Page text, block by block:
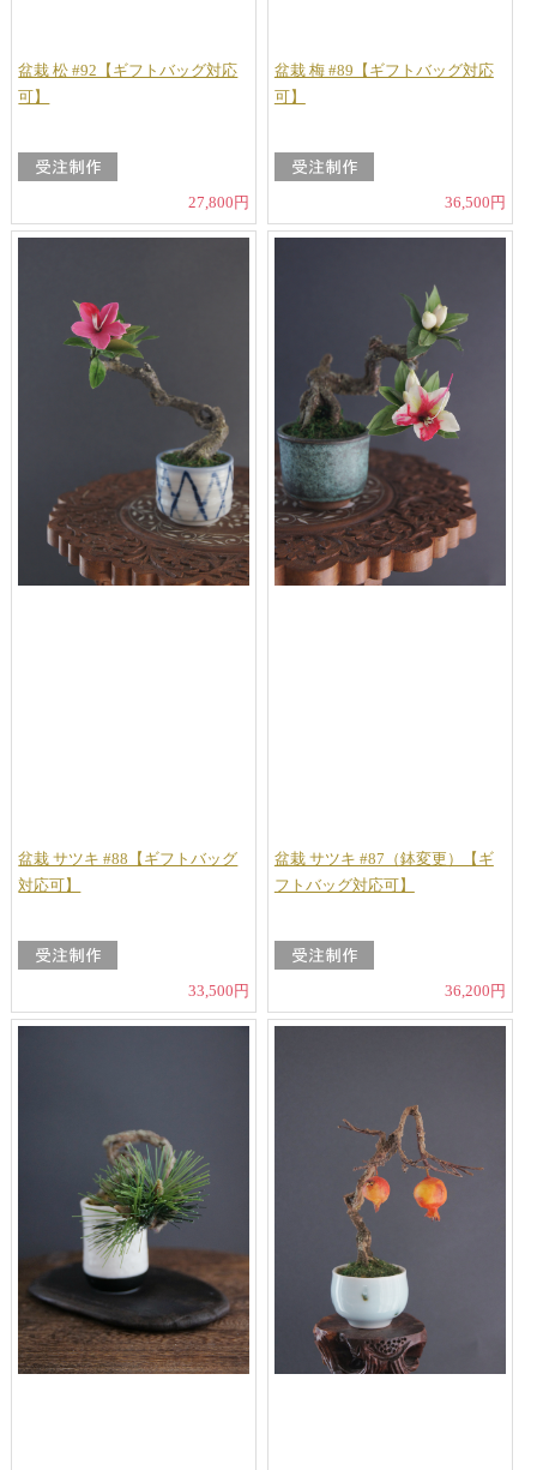
盆栽 松 #92【ギフトバッグ対応
可】
27,800円
盆栽 梅 #89【ギフトバッグ対応
可】
36,500円
盆栽 サツキ #88【ギフトバッグ
対応可】
33,500円
盆栽 サツキ #87（鉢変更）【ギ
フトバッグ対応可】
36,200円